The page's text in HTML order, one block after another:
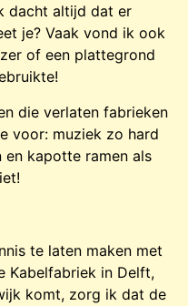
dacht altijd dat er
je? Vaak vond ik ook
of een plattegrond
die verlaten fabrieken
voor: muziek zo hard
en kapotte ramen als
te laten maken met
Kabelfabriek in Delft,
komt, zorg ik dat de